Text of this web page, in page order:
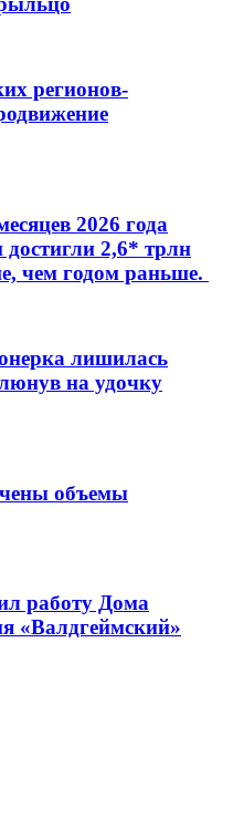
регионов-
2026 года
2,6* трлн
чем годом раньше.
лишилась
на удочку
объемы
работу Дома
«Валдгеймский»